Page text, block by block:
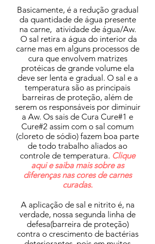
Basicamente, é a redução gradual
da quantidade de água presente
na carne, atividade de água/Aw.
O sal retira a água do interior da
carne mas em alguns processos de
cura que envolvem matrizes
protéicas de grande volume ela
deve ser lenta e gradual. O sal e a
temperatura são as principais
barreiras de proteção, além de
serem os responsáveis por diminuir
a Aw. Os sais de Cura Cure#1 e
Cure#2 assim com o sal comum
(cloreto de sódio) fazem boa parte
de todo trabalho aliados ao
controle de temperatura. Clique
aqui e saiba mais sobre as
diferenças nas cores de carnes
curadas.
A aplicação de sal e nitrito é, na
verdade, nossa segunda linha de
defesa(barreira de proteção)
contra o crescimento de bactérias